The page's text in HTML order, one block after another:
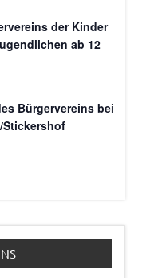
der Kinder
ab 12
Bürgervereins bei
Stickershof